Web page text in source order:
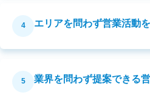
4 エリアを問わず営業活動
5 業界を問わず提案できる